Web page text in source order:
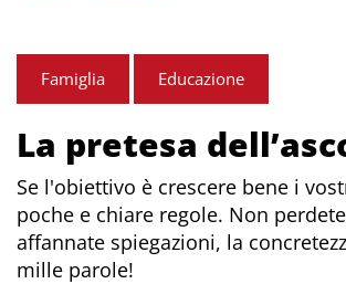
Famiglia Educazione
La pretesa
Se l'obiettivo è crescere bene i
poche e chiare regole. Non
affannate spiegazioni, la
mille parole!